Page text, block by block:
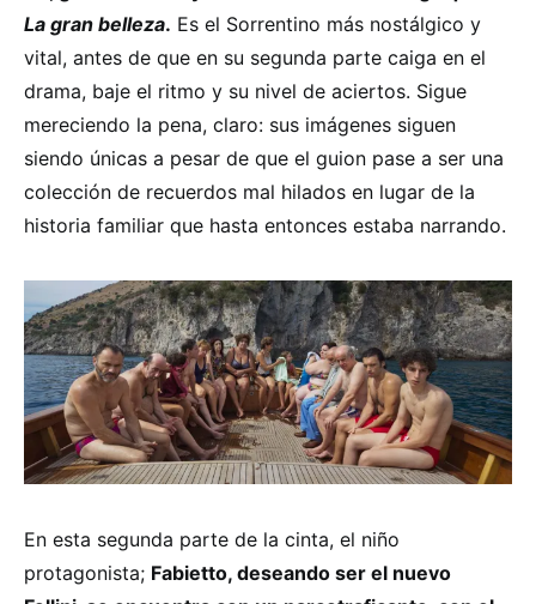
La gran belleza. Es el Sorrentino más nostálgico y
vital, antes de que en su segunda parte caiga en el
drama, baje el ritmo y su nivel de aciertos. Sigue
mereciendo la pena, claro: sus imágenes siguen
siendo únicas a pesar de que el guion pase a ser una
colección de recuerdos mal hilados en lugar de la
historia familiar que hasta entonces estaba narrando.
En esta segunda parte de la cinta, el niño
protagonista; Fabietto, deseando ser el nuevo